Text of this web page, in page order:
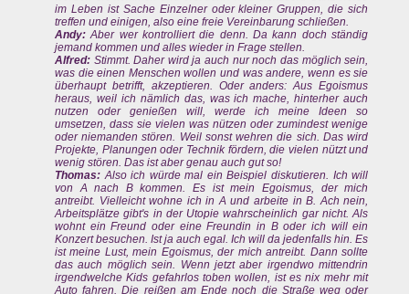
im Leben ist Sache Einzelner oder kleiner Gruppen, die sich
treffen und einigen, also eine freie Vereinbarung schließen.
Andy: Aber wer kontrolliert die denn. Da kann doch ständig
jemand kommen und alles wieder in Frage stellen.
Alfred: Stimmt. Daher wird ja auch nur noch das möglich sein,
was die einen Menschen wollen und was andere, wenn es sie
überhaupt betrifft, akzeptieren. Oder anders: Aus Egoismus
heraus, weil ich nämlich das, was ich mache, hinterher auch
nutzen oder genießen will, werde ich meine Ideen so
umsetzen, dass sie vielen was nützen oder zumindest wenige
oder niemanden stören. Weil sonst wehren die sich. Das wird
Projekte, Planungen oder Technik fördern, die vielen nützt und
wenig stören. Das ist aber genau auch gut so!
Thomas: Also ich würde mal ein Beispiel diskutieren. Ich will
von A nach B kommen. Es ist mein Egoismus, der mich
antreibt. Vielleicht wohne ich in A und arbeite in B. Ach nein,
Arbeitsplätze gibt's in der Utopie wahrscheinlich gar nicht. Als
wohnt ein Freund oder eine Freundin in B oder ich will ein
Konzert besuchen. Ist ja auch egal. Ich will da jedenfalls hin. Es
ist meine Lust, mein Egoismus, der mich antreibt. Dann sollte
das auch möglich sein. Wenn jetzt aber irgendwo mittendrin
irgendwelche Kids gefahrlos toben wollen, ist es nix mehr mit
Auto fahren. Die reißen am Ende noch die Straße weg oder